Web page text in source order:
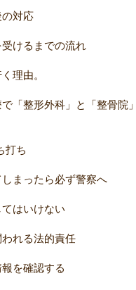
対応
けるまでの流れ
理由。
「整形外科」と「整骨院
打ち
まったら必ず警察へ
はいけない
れる法的責任
を確認する